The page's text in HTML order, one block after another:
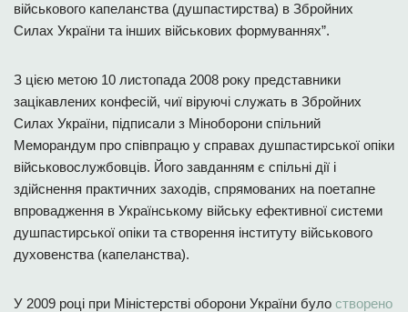
військового капеланства (душпастирства) в Збройних
Силах України та інших військових формуваннях”.
З цією метою 10 листопада 2008 року представники
зацікавлених конфесій, чиї віруючі служать в Збройних
Силах України, підписали з Міноборони спільний
Меморандум про співпрацю у справах душпастирської опіки
військовослужбовців. Його завданням є спільні дії і
здійснення практичних заходів, спрямованих на поетапне
впровадження в Українському війську ефективної системи
душпастирської опіки та створення інституту військового
духовенства (капеланства).
У 2009 році при Міністерстві оборони України було створено